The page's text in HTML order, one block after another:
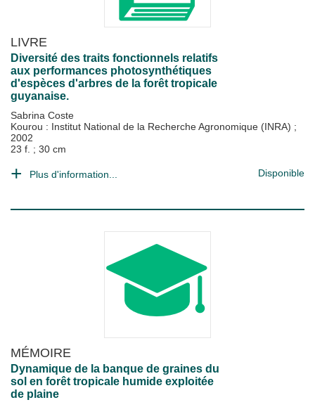
LIVRE
Diversité des traits fonctionnels relatifs
aux performances photosynthétiques
d'espèces d'arbres de la forêt tropicale
guyanaise.
Sabrina Coste
Kourou : Institut National de la Recherche Agronomique (INRA) ;
2002
23 f. ; 30 cm
Plus d'information... Disponible
MÉMOIRE
Dynamique de la banque de graines du
sol en forêt tropicale humide exploitée
de plaine